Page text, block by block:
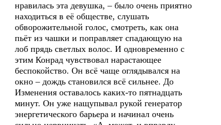
нравилась эта девушка, – было очень приятно
находиться в её обществе, слушать
обворожительной голос, смотреть, как она
пьёт из чашки и поправляет спадающую на
лоб прядь светлых волос. И одновременно с
этим Конрад чувствовал нарастающее
беспокойство. Он всё чаще оглядывался на
окно – дождь становился всё сильнее. До
Изменения оставалось каких-то пятнадцать
минут. Он уже нащупывал рукой генератор
энергетического барьера и начинал очень